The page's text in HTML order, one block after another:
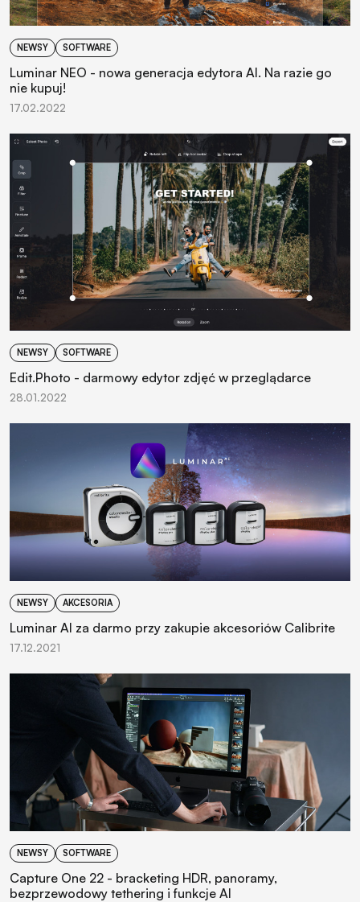
NEWSY SOFTWARE
Luminar NEO - nowa generacja edytora AI. Na razie go
nie kupuj!
17.02.2022
NEWSY SOFTWARE
Edit.Photo - darmowy edytor zdjęć w przeglądarce
28.01.2022
NEWSY AKCESORIA
Luminar AI za darmo przy zakupie akcesoriów Calibrite
17.12.2021
NEWSY SOFTWARE
Capture One 22 - bracketing HDR, panoramy,
bezprzewodowy tethering i funkcje AI